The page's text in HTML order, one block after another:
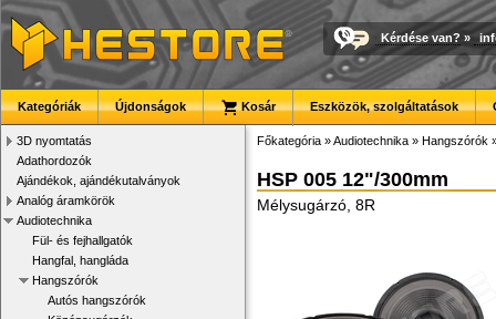
Kérdése van? »
Kategóriák Újdonságok Kosár Eszközök, szolgáltatások
3D nyomtatás
Adathordozók
Ajándékok, ajándékutalványok
Analóg áramkörök
Audiotechnika
Fül- és fejhallgatók
Hangfal, hangláda
Hangszórók
Autós hangszórók
Főkategória »Audiotechnika » Hangszórók
HSP 005 12"/300mm
Mélysugárzó, 8R